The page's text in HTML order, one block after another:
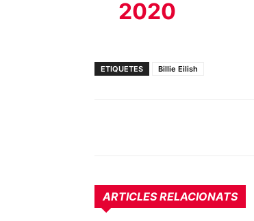
2020
ETIQUETES Billie Eilish
ARTICLES RELACIONATS